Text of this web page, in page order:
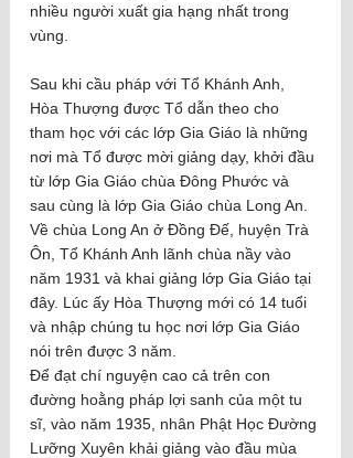
nhiều người xuất gia hạng nhất trong
vùng.
Sau khi cầu pháp với Tổ Khánh Anh,
Hòa Thượng được Tổ dẫn theo cho
tham học với các lớp Gia Giáo là những
nơi mà Tổ được mời giảng dạy, khởi đầu
từ lớp Gia Giáo chùa Đông Phước và
sau cùng là lớp Gia Giáo chùa Long An.
Về chùa Long An ở Đồng Đế, huyện Trà
Ôn, Tổ Khánh Anh lãnh chùa nầy vào
năm 1931 và khai giảng lớp Gia Giáo tại
đây. Lúc ấy Hòa Thượng mới có 14 tuổi
và nhập chúng tu học nơi lớp Gia Giáo
nói trên được 3 năm.
Để đạt chí nguyện cao cả trên con
đường hoằng pháp lợi sanh của một tu
sĩ, vào năm 1935, nhân Phật Học Đường
Lưỡng Xuyên khải giảng vào đầu mùa